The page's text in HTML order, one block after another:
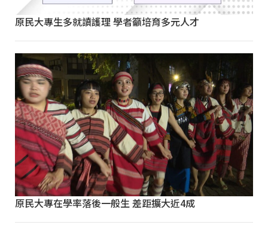
原民大專生多就讀護理 學者籲培育多元人才
原民大專在學率落後一般生 差距擴大近4成